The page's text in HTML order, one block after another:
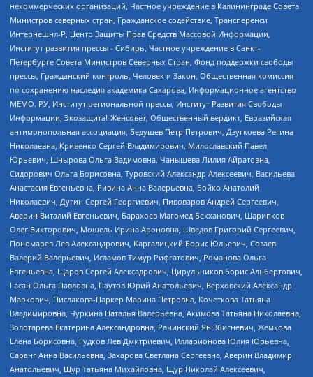
некоммерческих организаций, Частное учреждение в Калининграде Совета
Министров северных стран, Гражданское содействие, Трансперенси
Интернешнл-Р, Центр Защиты Прав Средств Массовой Информации,
Институт развития прессы - Сибирь, Частное учреждение в Санкт-
Петербурге Совета Министров Северных Стран, Фонд поддержки свободы
прессы, Гражданский контроль, Человек и Закон, Общественная комиссия
по сохранению наследия академика Сахарова, Информационное агентство
МЕМО. РУ, Институт региональной прессы, Институт Развития Свободы
Информации, Экозащита!-Женсовет, Общественный вердикт, Евразийская
антимонопольная ассоциация, Бедушев Петр Петрович, Дзугкоева Регина
Николаевна, Кривенко Сергей Владимирович, Милославский Павел
Юрьевич, Шнырова Ольга Вадимовна, Чанышева Лилия Айратовна,
Сидорович Ольга Борисовна, Туровский Александр Алексеевич, Васильева
Анастасия Евгеньевна, Ривина Анна Валерьевна, Бойко Анатолий
Николаевич, Дугин Сергей Георгиевич, Пивоваров Андрей Сергеевич,
Аверин Виталий Евгеньевич, Барахоев Магомед Бекханович, Шарипков
Олег Викторович, Мошель Ирина Ароновна, Шведов Григорий Сергеевич,
Пономарев Лев Александрович, Каргалицкий Борис Юльевич, Созаев
Валерий Валерьевич, Исламов Тимур Рифгатович, Романова Ольга
Евгеньевна, Щаров Сергей Алексадрович, Цирульников Борис Альбертович,
Гасан Ольга Павловна, Паутов Юрий Анатольевич, Верховский Александр
Маркович, Пислакова-Паркер Марина Петровна, Кочеткова Татьяна
Владимировна, Чуркина Наталья Валерьевна, Акимова Татьяна Николаевна,
Золотарева Екатерина Александровна, Рачинский Ян Збигневич, Жемкова
Елена Борисовна, Гудков Лев Дмитриевич, Илларионова Юлия Юрьевна,
Саранг Анна Васильевна, Захарова Светлана Сергеевна, Аверин Владимир
Анатольевич, Щур Татьяна Михайловна, Щур Николай Алексеевич,